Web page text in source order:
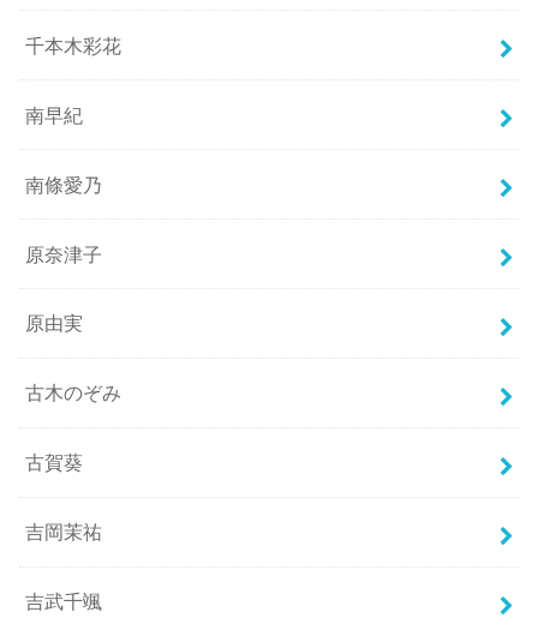
千本木彩花
南早紀
南條愛乃
原奈津子
原由実
古木のぞみ
古賀葵
吉岡茉祐
吉武千颯